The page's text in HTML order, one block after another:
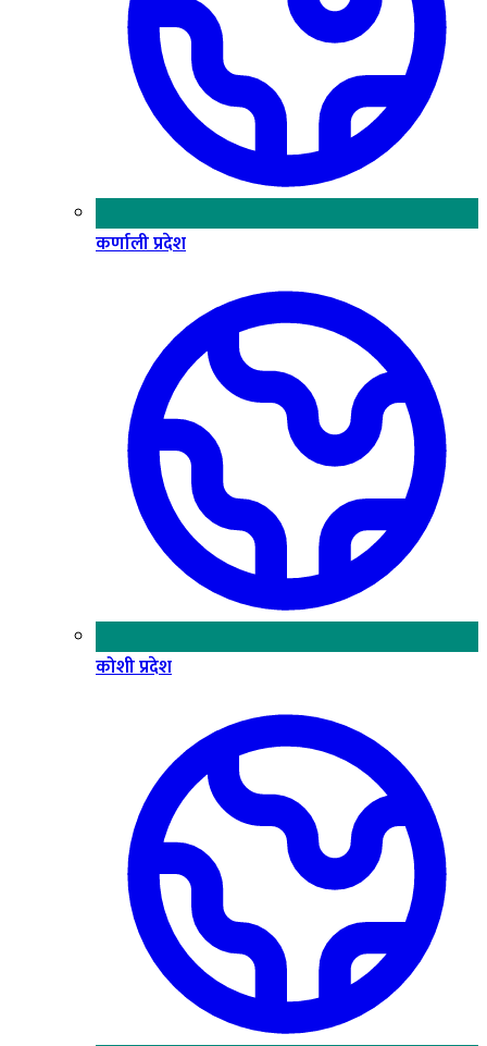
कर्णाली प्रदेश
कोशी प्रदेश